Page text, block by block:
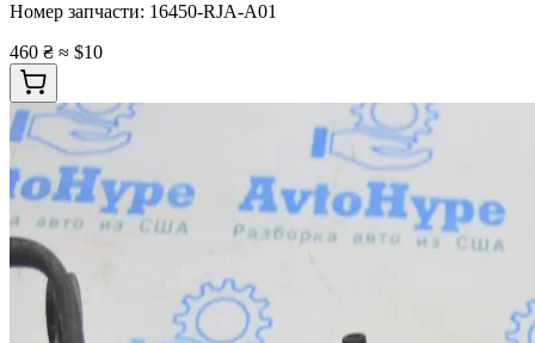
Номер запчасти: 16450-RJA-A01
460 ₴ ≈ $10